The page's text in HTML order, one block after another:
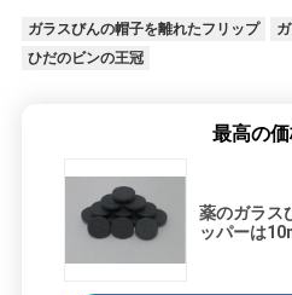
ガラスびんの帽子を離れたフリップ
ひだのビンの王冠
最高の
薬のガラス
ッパーは